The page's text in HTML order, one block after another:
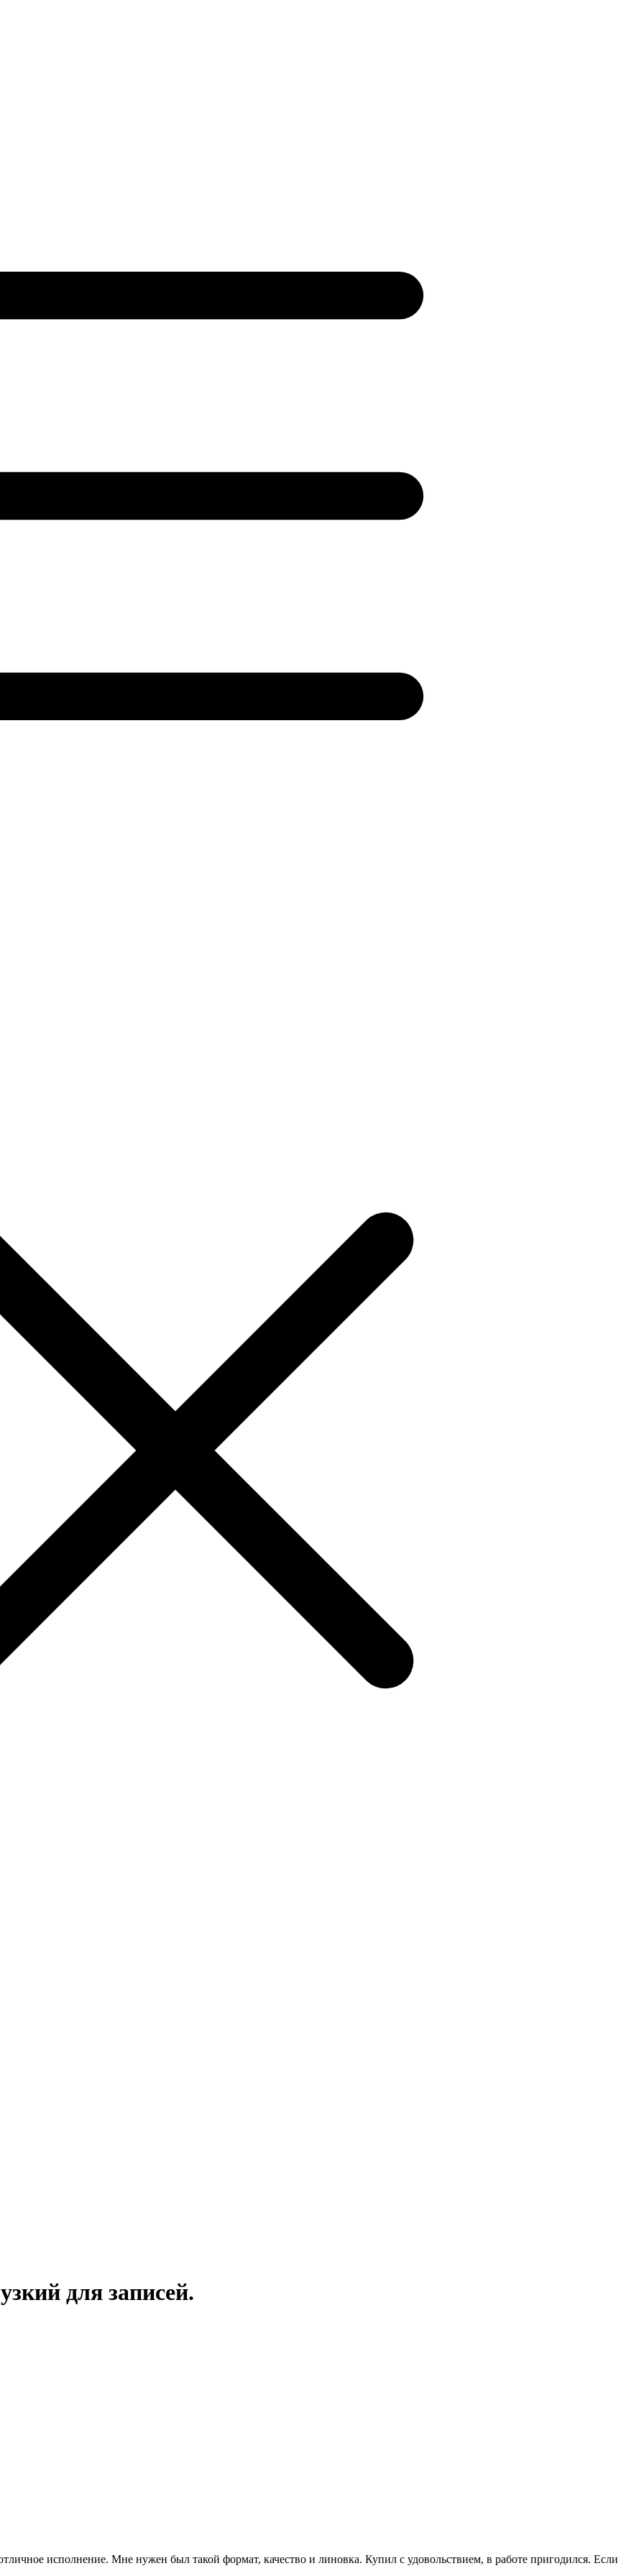
для записей.
исполнение. Мне нужен был такой формат, качество и линовка. Купил с удовольствием, в работе пригодился. Если